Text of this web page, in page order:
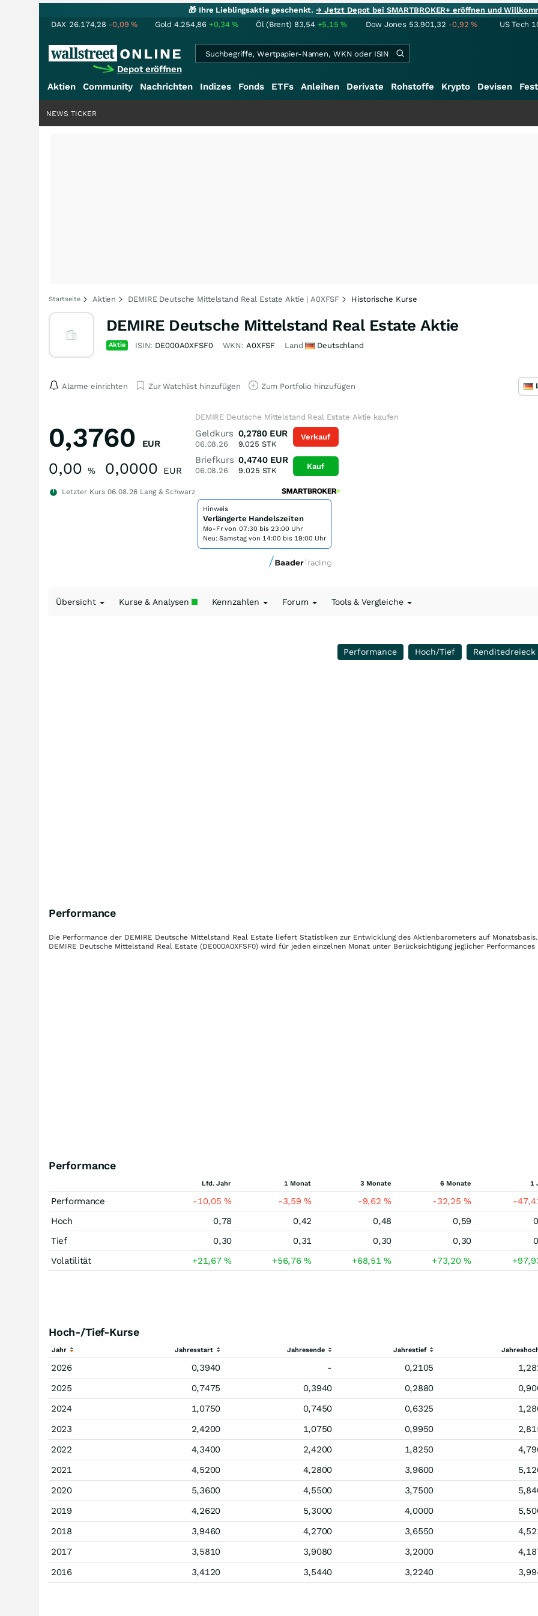
🎁 Ihre Lieblingsaktie geschenkt.→ Jetzt Depot bei SMARTBROKER+ eröffnen und
DAX 26.174,28 -0,09% Gold 4.254,86 +0,34% Öl (Brent) 83,54 +5,15% Dow Jones 53.901,32 -0,92% US Tech
Depot eröffnen
Aktien Community Nachrichten Indizes Fonds ETFs Anleihen Derivate Rohstoffe Krypto Devisen
NEWS TICKER
Startseite Aktien DEMIRE Deutsche Mittelstand Real Estate Aktie | A0XFSF Historische Kurse
DEMIRE Deutsche Mittelstand Real Estate Aktie
Aktie ISIN: DE000A0XFSF0 WKN: A0XFSF Land Deutschland
Alarme einrichten Zur Watchlist hinzufügen Zum Portfolio hinzufügen
0,3760 EUR
0,00 % 0,0000 EUR
Letzter Kurs 06.08.26 Lang & Schwarz
DEMIRE Deutsche Mittelstand Real Estate Aktie kaufen
Geldkurs
06.08.26
0,2780 EUR
9.025 STK
Briefkurs
06.08.26
0,4740 EUR
9.025 STK
Verkauf
Kauf
Hinweis
Verlängerte Handelszeiten
Mo-Fr von 07:30 bis 23:00 Uhr
Neu: Samstag von 14:00 bis 19:00 Uhr
Übersicht Kurse & Analysen Kennzahlen Forum Tools & Vergleiche
Performance Hoch/Tief Renditedreieck
Performance
Die Performance der DEMIRE Deutsche Mittelstand Real Estate liefert Statistiken zur Entwicklung des Aktienbarometers auf
DEMIRE Deutsche Mittelstand Real Estate (DE000A0XFSF0) wird für jeden einzelnen Monat unter Berücksichtigung jeglicher Performances
Performance
Lfd. Jahr 1 Monat 3 Monate 6 Monate 1
Performance -10,05% -3,59% -9,62% -32,25% -
Hoch
0,78 0,42 0,48 0,59
Tief
0,30 0,31 0,30 0,30
Volatilität
+21,67% +56,76% +68,51% +73,20%
Hoch-/Tief-Kurse
Jahr Jahresstart Jahresende Jahrestief
2026 0,3940 - 0,2105
2025
0,7475 0,3940 0,2880
2024
1,0750 0,7450 0,6325
2023
2,4200 1,0750 0,9950
2022
4,3400 2,4200 1,8250
2021
4,5200 4,2800 3,9600
2020
5,3600 4,5500 3,7500
2019
4,2620 5,3000 4,0000
2018
3,9460 4,2700 3,6550
2017
3,5810 3,9080 3,2000
2016
3,4120 3,5440 3,2240